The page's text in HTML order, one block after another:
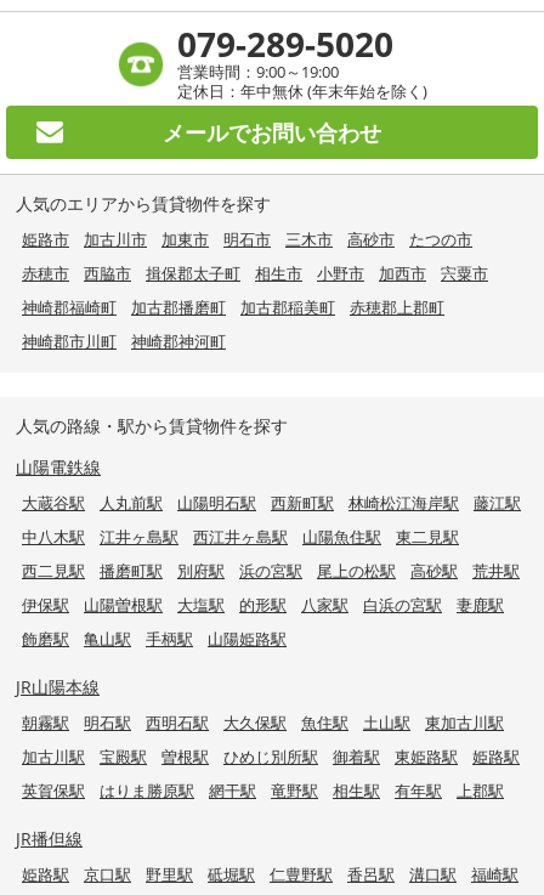
079-289-5020
営業時間：9:00～19:00
定休日：年中無休 (年末年始を除く)
メールでお問い合わせ
人気のエリアから賃貸物件を探す
姫路市 加古川市 加東市 明石市 三木市 高砂市
たつの市
赤穂市
西脇市 揖保郡太子町 相生市 小野市 加西市
宍粟市
神崎郡福崎町
加古郡播磨町 加古郡稲美町
赤穂郡上郡町
神崎郡市川町
神崎郡神河町
人気の路線・駅から賃貸物件を探す
山陽電鉄線
大蔵谷駅 人丸前駅 山陽明石駅 西新町駅 林崎松江海岸駅
藤江駅
中八木駅
江井ヶ島駅 西江井ヶ島駅 山陽魚住駅
東二見駅
西二見駅
播磨町駅 別府駅 浜の宮駅 尾上の松駅 高砂駅
荒井駅
伊保駅
山陽曽根駅 大塩駅 的形駅 八家駅 白浜の宮駅
妻鹿駅
飾磨駅
亀山駅 手柄駅 山陽姫路駅
JR山陽本線
朝霧駅 明石駅 西明石駅 大久保駅 魚住駅 土山駅
東加古川駅
加古川駅
宝殿駅 曽根駅 ひめじ別所駅 御着駅 東姫路駅
姫路駅
英賀保駅
はりま勝原駅 網干駅 竜野駅 相生駅 有年駅 上郡駅
JR播但線
姫路駅 京口駅 野里駅 砥堀駅 仁豊野駅 香呂駅 溝口駅
福崎駅